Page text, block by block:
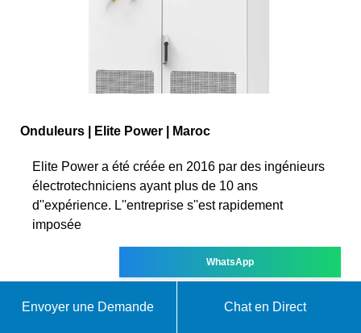
Onduleurs | Elite Power | Maroc
Elite Power a été créée en 2016 par des ingénieurs
électrotechniciens ayant plus de 10 ans
d''expérience. L''entreprise s''est rapidement
imposée
WhatsApp
Envoyer une Demande Chat en Direct